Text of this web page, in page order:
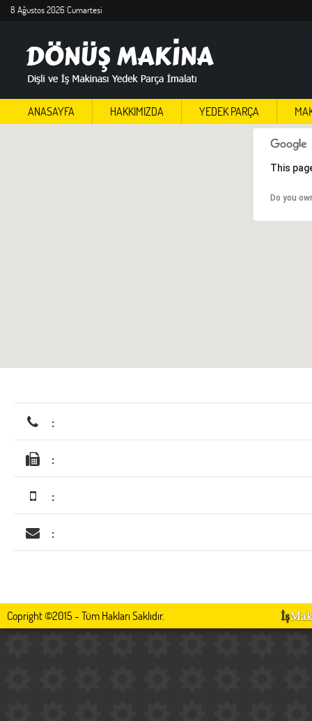
8 Ağustos 2026 Cumartesi
ANASAYFA HAKKIMIZDA YEDEK PARÇA
This
Do you
:
:
:
:
Copright ©2015 - Tüm Hakları Saklıdır.